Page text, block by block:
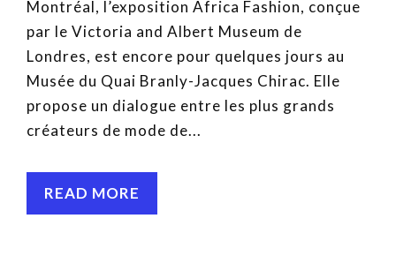
Montréal, l’exposition Africa Fashion, conçue
par le Victoria and Albert Museum de
Londres, est encore pour quelques jours au
Musée du Quai Branly-Jacques Chirac. Elle
propose un dialogue entre les plus grands
créateurs de mode de...
READ MORE